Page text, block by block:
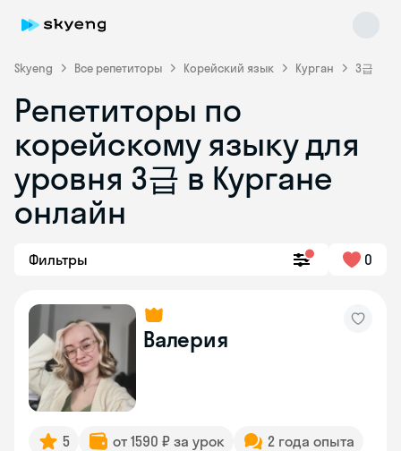
Skyeng Все репетиторы Корейский язык Курган 3급
Репетиторы по
корейскому языку для
уровня 3급 в Кургане
онлайн
Фильтры 0
Валерия
5 от 1590 ₽ за урок
2 года опыта
Skyeng Chat